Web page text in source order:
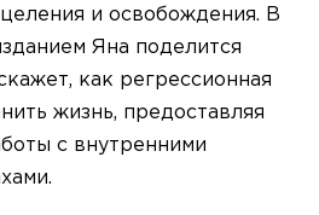
и освобождения. В
Яна поделится
как регрессионная
жизнь, предоставляя
с внутренними